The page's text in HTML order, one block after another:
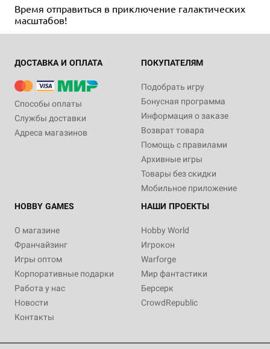
Время отправиться в приключение галактических
масштабов!
ДОСТАВКА И ОПЛАТА
Способы оплаты
Службы доставки
Адреса магазинов
ПОКУПАТЕЛЯМ
Подобрать игру
Бонусная программа
Информация о заказе
Возврат товара
Помощь с правилами
Архивные игры
Товары без скидки
Мобильное приложение
HOBBY GAMES
О магазине
Франчайзинг
Игры оптом
Корпоративные подарки
Работа у нас
Новости
Контакты
НАШИ ПРОЕКТЫ
Hobby World
Игрокон
Warforge
Мир фантастики
Берсерк
CrowdRepublic